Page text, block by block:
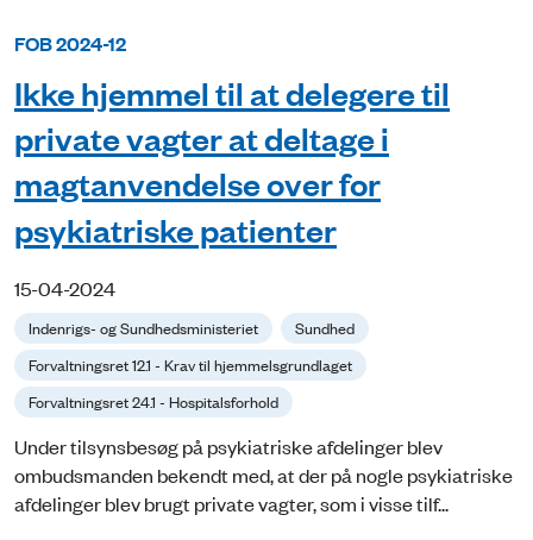
FOB 2024-12
Ikke hjemmel til at delegere til
private vagter at deltage i
magtanvendelse over for
psykiatriske patienter
15-04-2024
Indenrigs- og Sundhedsministeriet
Sundhed
Forvaltningsret 12.1 - Krav til hjemmelsgrundlaget
Forvaltningsret 24.1 - Hospitalsforhold
Under tilsynsbesøg på psykiatriske afdelinger blev
ombudsmanden bekendt med, at der på nogle psykiatriske
afdelinger blev brugt private vagter, som i visse tilf...